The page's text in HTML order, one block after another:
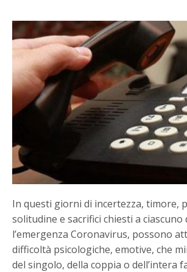
In questi giorni di incertezza, timore,
solitudine e sacrifici chiesti a ciascuno
l’emergenza Coronavirus, possono
difficoltà psicologiche, emotive, che
del singolo, della coppia o dell’intera